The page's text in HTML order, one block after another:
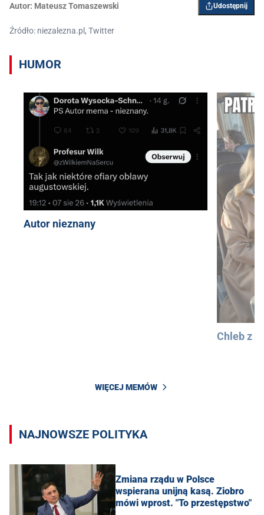
Autor: Mateusz Tomaszewski Udostępnij
Źródło: niezalezna.pl, Twitter
HUMOR
Autor nieznany
Chleb z
WIĘCEJ MEMÓW
NAJNOWSZE POLITYKA
Zmiana rządu w Polsce
wspierana unijną kasą. Ziobro
mówi wprost. "To przestępstwo"